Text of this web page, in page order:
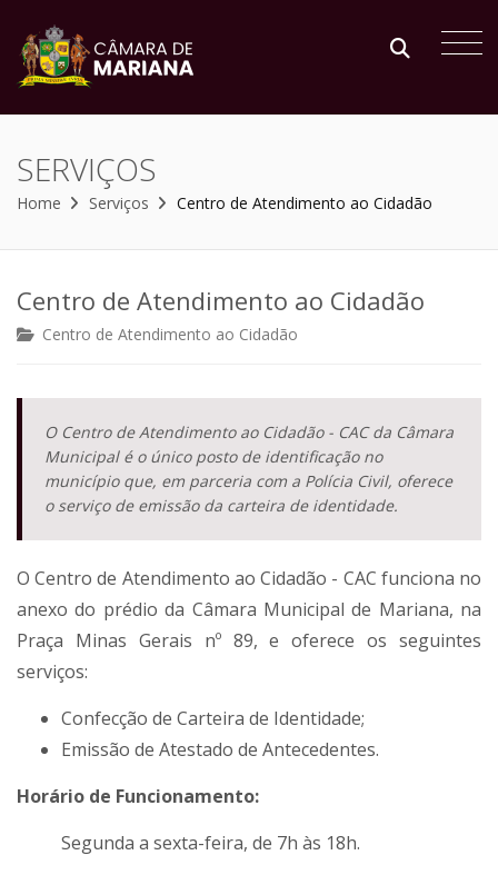
SERVIÇOS
Home Serviços Centro de Atendimento ao Cidadão
Centro de Atendimento ao Cidadão
Centro de Atendimento ao Cidadão
O Centro de Atendimento ao Cidadão - CAC da Câmara
Municipal é o único posto de identificação no
município que, em parceria com a Polícia Civil, oferece
o serviço de emissão da carteira de identidade.
O Centro de Atendimento ao Cidadão - CAC funciona no
anexo do prédio da Câmara Municipal de Mariana, na
Praça Minas Gerais nº 89, e oferece os seguintes
serviços:
Confecção de Carteira de Identidade;
Emissão de Atestado de Antecedentes.
Horário de Funcionamento:
Segunda a sexta-feira, de 7h às 18h.